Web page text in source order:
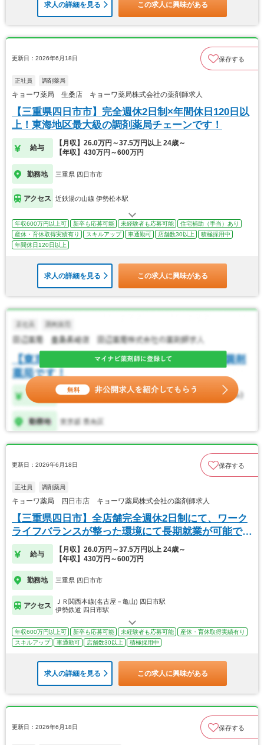
求人の詳細を見る この求人に興味がある
更新日：2026年6月18日 保存する
正社員 調剤薬局
キョーワ薬局 生桑店 キョーワ薬局株式会社の薬剤師求人
【三重県四日市市】完全週休2日制×年間休日120日以
上！東海地区最大級の調剤薬局チェーンです！
給与
【月収】26.0万円～37.5万円以上 24歳～
【年収】430万円～600万円
勤務地 三重県 四日市市
アクセス 近鉄湯の山線 伊勢松本駅
年収600万円以上可 新卒も応募可能 未経験者も応募可能
住宅補助（手当）あり
産休・育休取得実績有り
スキルアップ 車通勤可 店舗数30以上
積極採用中
年間休日120日以上
求人の詳細を見る この求人に興味がある
更新日：2026年6月18日 保存する
正社員 調剤薬局
キョーワ薬局 四日市店 キョーワ薬局株式会社の薬剤師求人
【三重県四日市】全店舗完全週休2日制にて、ワーク
ライフバランスが整った環境にて長期就業が可能で
す。
給与
【月収】26.0万円～37.5万円以上 24歳～
【年収】430万円～600万円
勤務地 三重県 四日市市
アクセス
ＪＲ関西本線(名古屋－亀山) 四日市駅
伊勢鉄道 四日市駅
年収600万円以上可 新卒も応募可能 未経験者も応募可能
産休・育休取得実績有り
スキルアップ
車通勤可 店舗数30以上 積極採用中
求人の詳細を見る この求人に興味がある
更新日：2026年6月18日 保存する